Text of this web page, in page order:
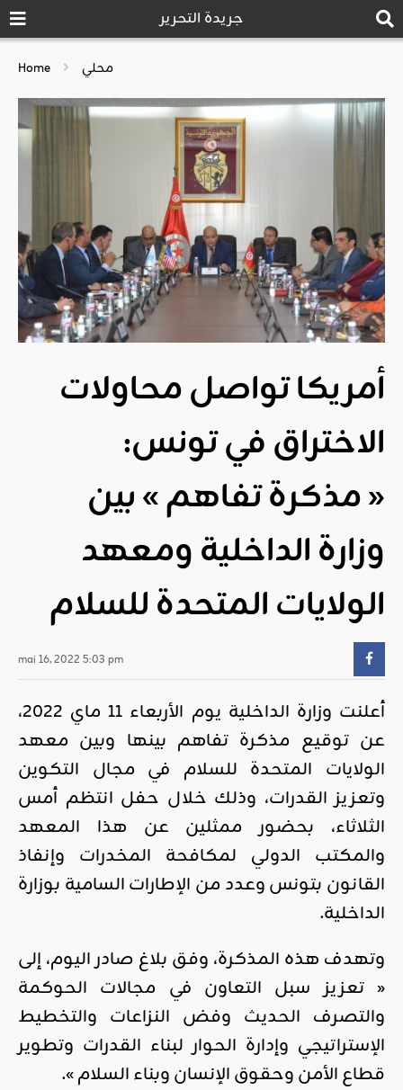
جريدة التحرير
Home محلي
أمريكا تواصل محاولات
الاختراق في تونس:
« مذكرة تفاهم » بين
وزارة الداخلية ومعهد
الولايات المتحدة للسلام
mai 16, 2022 5:03 pm
أعلنت وزارة الداخلية يوم الأربعاء 11 ماي 2022،
عن توقيع مذكرة تفاهم بينها وبين معهد
الولايات المتحدة للسلام في مجال التكوين
وتعزيز القدرات، وذلك خلال حفل انتظم أمس
الثلاثاء، بحضور ممثلين عن هذا المعهد
والمكتب الدولي لمكافحة المخدرات وإنفاذ
القانون بتونس وعدد من الإطارات السامية بوزارة
الداخلية.
وتهدف هذه المذكرة، وفق بلاغ صادر اليوم، إلى
« تعزيز سبل التعاون في مجالات الحوكمة
والتصرف الحديث وفض النزاعات والتخطيط
الإستراتيجي وإدارة الحوار لبناء القدرات وتطوير
قطاع الأمن وحقوق الإنسان وبناء السلام ».